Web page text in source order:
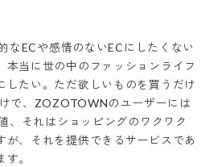
なECや感情のないECにしたくない
本当に世の中のファッションライフ
したい。ただ欲しいものを買うだけ
で、ZOZOTOWNのユーザーには
、それはショッピングのワクワク
が、それを提供できるサービスであ